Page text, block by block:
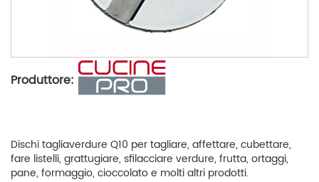
Produttore:
Dischi tagliaverdure Q10 per tagliare, affettare, cubettare,
fare listelli, grattugiare, sfilacciare verdure, frutta, ortaggi,
pane, formaggio, cioccolato e molti altri prodotti.